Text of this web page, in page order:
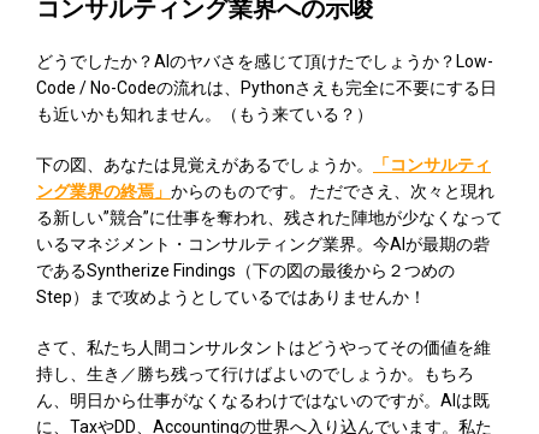
コンサルティング業界への示唆
どうでしたか？AIのヤバさを感じて頂けたでしょうか？Low-
Code / No-Codeの流れは、Pythonさえも完全に不要にする日
も近いかも知れません。（もう来ている？）
下の図、あなたは見覚えがあるでしょうか。
「コンサルティ
ング業界の終焉」 からのものです。 ただでさえ、次々と現れ
る新しい”競合”に仕事を奪われ、残された陣地が少なくなって
いるマネジメント・コンサルティング業界。今AIが最期の砦
であるSyntherize Findings（下の図の最後から２つめの
Step）まで攻めようとしているではありませんか！
さて、私たち人間コンサルタントはどうやってその価値を維
持し、生き／勝ち残って行けばよいのでしょうか。もちろ
ん、明日から仕事がなくなるわけではないのですが。AIは既
に、TaxやDD、Accountingの世界へ入り込んでいます。私た